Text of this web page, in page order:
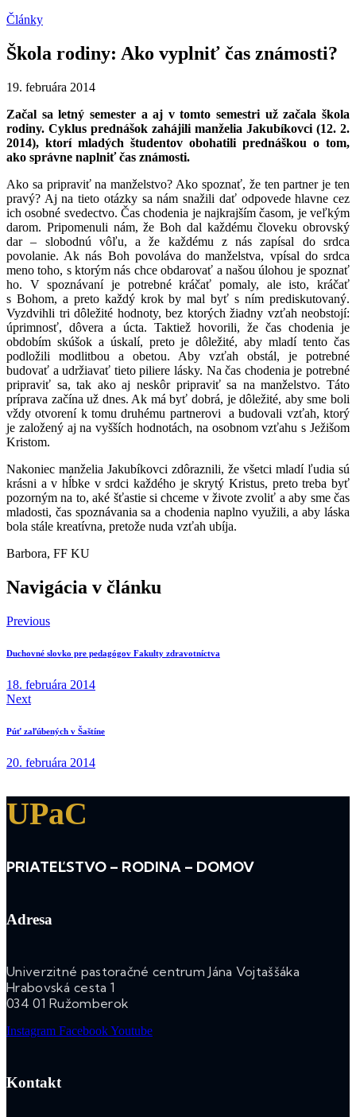
Články
Škola rodiny: Ako vyplniť čas známosti?
19. februára 2014
Začal sa letný semester a aj v tomto semestri už začala škola
rodiny. Cyklus prednášok zahájili manželia Jakubíkovci (12. 2.
2014), ktorí mladých študentov obohatili prednáškou o tom,
ako správne naplniť čas známosti.
Ako sa pripraviť na manželstvo? Ako spoznať, že ten partner je ten
pravý? Aj na tieto otázky sa nám snažili dať odpovede hlavne cez
ich osobné svedectvo. Čas chodenia je najkrajším časom, je veľkým
darom. Pripomenuli nám, že Boh dal každému človeku obrovský
dar – slobodnú vôľu, a že každému z nás zapísal do srdca
povolanie. Ak nás Boh povoláva do manželstva, vpísal do srdca
meno toho, s ktorým nás chce obdarovať a našou úlohou je spoznať
ho. V spoznávaní je potrebné kráčať pomaly, ale isto, kráčať
s Bohom, a preto každý krok by mal byť s ním prediskutovaný.
Vyzdvihli tri dôležité hodnoty, bez ktorých žiadny vzťah neobstojí:
úprimnosť, dôvera a úcta. Taktiež hovorili, že čas chodenia je
obdobím skúšok a úskalí, preto je dôležité, aby mladí tento čas
podložili modlitbou a obetou. Aby vzťah obstál, je potrebné
budovať a udržiavať tieto piliere lásky. Na čas chodenia je potrebné
pripraviť sa, tak ako aj neskôr pripraviť sa na manželstvo. Táto
príprava začína už dnes. Ak má byť dobrá, je dôležité, aby sme boli
vždy otvorení k tomu druhému partnerovi a budovali vzťah, ktorý
je založený aj na vyšších hodnotách, na osobnom vzťahu s Ježišom
Kristom.
Nakoniec manželia Jakubíkovci zdôraznili, že všetci mladí ľudia sú
krásni a v hĺbke v srdci každého je skrytý Kristus, preto treba byť
pozorným na to, aké šťastie si chceme v živote zvoliť a aby sme čas
mladosti, čas spoznávania sa a chodenia naplno využili, a aby láska
bola stále kreatívna, pretože nuda vzťah ubíja.
Barbora, FF KU
Navigácia v článku
Previous
Duchovné slovko pre pedagógov Fakulty zdravotníctva
18. februára 2014
Next
Púť zaľúbených v Šaštíne
20. februára 2014
UPaC
PRIATEĽSTVO – RODINA – DOMOV
Adresa
Univerzitné pastoračné centrum Jána Vojtaššáka
Hrabovská cesta 1
034 01 Ružomberok
Instagram FacebookYoutube
Kontakt